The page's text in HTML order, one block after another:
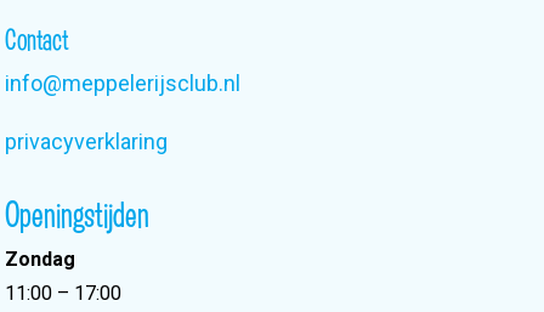
Contact
info@meppelerijsclub.nl
privacyverklaring
Openingstijden
Zondag
11:00 – 17:00